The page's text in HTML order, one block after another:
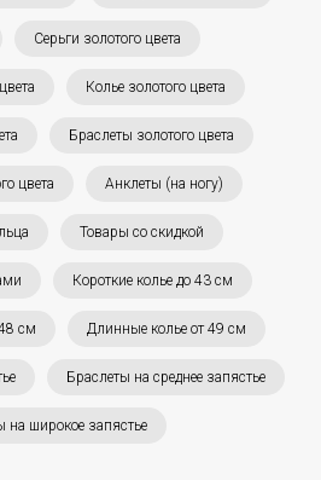
Серьги золотого цвета
Колье золотого цвета
Браслеты золотого цвета
цвета Анклеты (на ногу)
Товары со скидкой
Короткие колье до 43 см
см Длинные колье от 49 см
Браслеты на среднее запястье
на широкое запястье